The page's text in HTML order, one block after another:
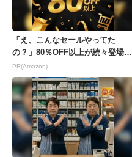
「え、こんなセールやってた
の？」80％OFF以上が続々登場！
Amazonの本気が...
PR(Amazon)